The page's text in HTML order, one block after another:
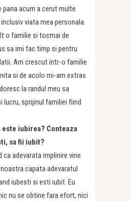
acum a cerut multe
viata mea personala.
o familie si tocmai de
sa imi fac timp si pentru
Am crescut intr-o familie
si de acolo mi-am extras
la randul meu sa
lucru, sprijinul familiei fiind
este iubirea? Conteaza
sa fii iubit?
ca adevarata implinire vine
capata adevaratul
iubesti si esti iubit. Eu
nu se obtine fara efort, nici